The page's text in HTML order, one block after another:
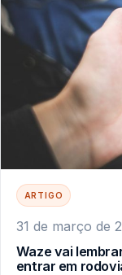
ARTIGO
31 de março de
Waze vai
entrar em